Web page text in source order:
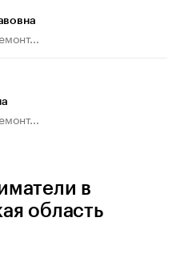
в
область